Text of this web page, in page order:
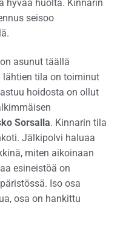
hyvää huolta. Kinnarin
seisoo
asunut täällä
lähtien tila on toiminut
hoidosta on ollut
Sorsalla. Kinnarin tila
Jälkipolvi haluaa
miten aikoinaan
esineistöä on
Iso osa
osa on hankittu